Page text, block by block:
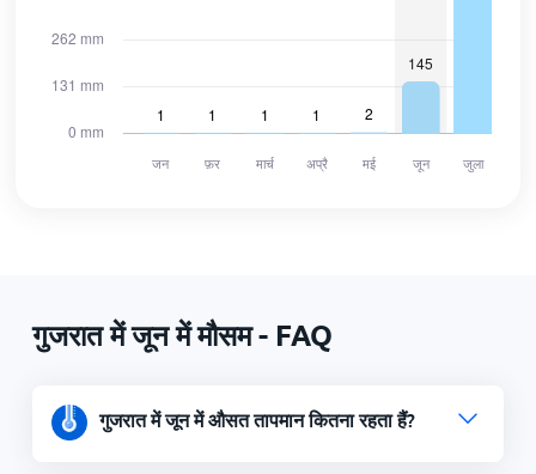
गुजरात में जून में मौसम - FAQ
गुजरात में जून में औसत तापमान कितना रहता हैं?